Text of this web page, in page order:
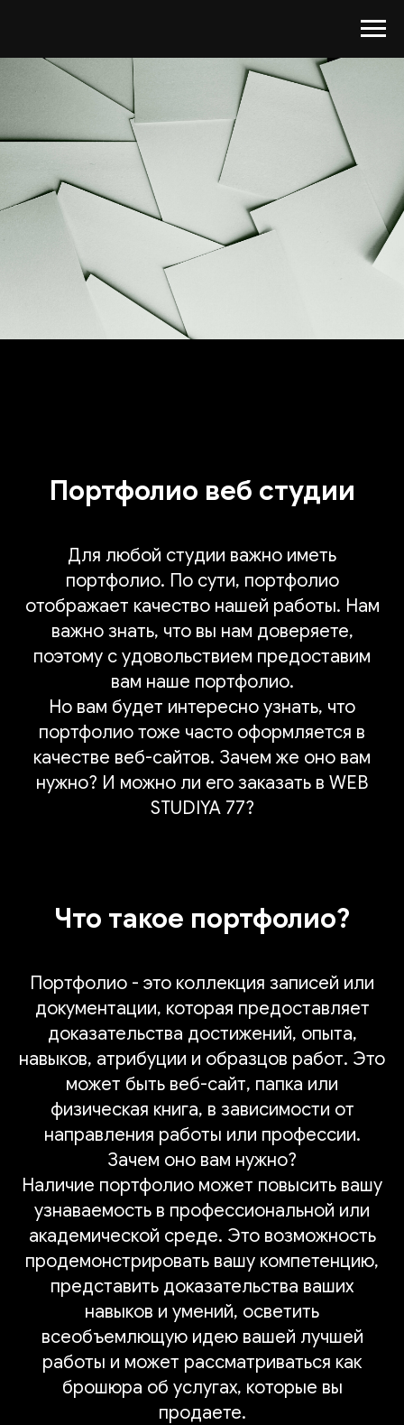
Портфолио веб студии
Для любой студии важно иметь
портфолио. По сути, портфолио
отображает качество нашей работы. Нам
важно знать, что вы нам доверяете,
поэтому с удовольствием предоставим
вам наше портфолио.
Но вам будет интересно узнать, что
портфолио тоже часто оформляется в
качестве веб-сайтов. Зачем же оно вам
нужно? И можно ли его заказать в WEB
STUDIYA 77?
Что такое портфолио?
Портфолио - это коллекция записей или
документации, которая предоставляет
доказательства достижений, опыта,
навыков, атрибуции и образцов работ. Это
может быть веб-сайт, папка или
физическая книга, в зависимости от
направления работы или профессии.
Зачем оно вам нужно?
Наличие портфолио может повысить вашу
узнаваемость в профессиональной или
академической среде. Это возможность
продемонстрировать вашу компетенцию,
представить доказательства ваших
навыков и умений, осветить
всеобъемлющую идею вашей лучшей
работы и может рассматриваться как
брошюра об услугах, которые вы
продаете.